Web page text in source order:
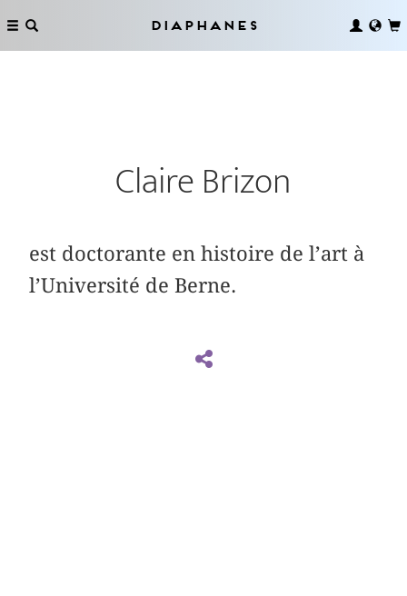
Diaphanes
Claire Brizon
est doctorante en histoire de l’art à
l’Université de Berne.